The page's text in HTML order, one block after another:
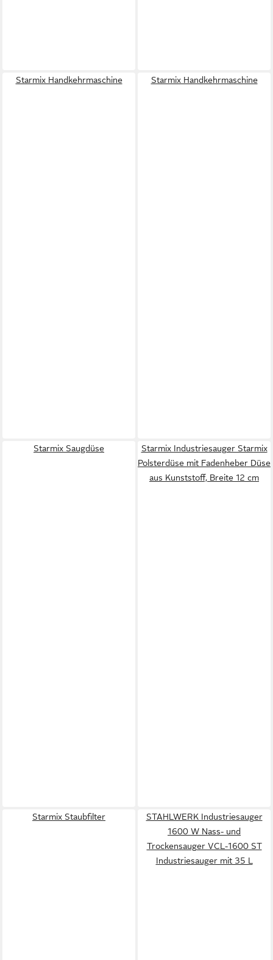
Starmix Handkehrmaschine Starmix Handkehrmaschine
Starmix Saugdüse
Starmix Industriesauger Starmix
Polsterdüse mit Fadenheber Düse
aus Kunststoff, Breite 12 cm
Starmix Staubfilter
STAHLWERK Industriesauger
1600 W Nass- und
Trockensauger VCL-1600 ST
Industriesauger mit 35 L